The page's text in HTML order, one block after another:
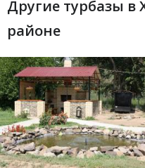
Другие турбазы в
районе